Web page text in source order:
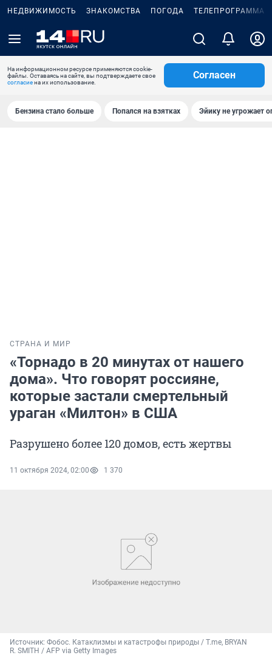
НЕДВИЖИМОСТЬ ЗНАКОМСТВА ПОГОДА ТЕЛЕПРОГРАММА
На информационном ресурсе применяются cookie-
файлы. Оставаясь на сайте, вы подтверждаете свое
согласиена их использование.
Согласен
Бензина стало больше Попался на взятках Эйику не угрожает
СТРАНА И МИР
«Торнадо в 20 минутах от нашего
дома». Что говорят россияне,
которые застали смертельный
ураган «Милтон» в США
Разрушено более 120 домов, есть жертвы
11 октября 2024, 02:00 1 370
Источник: Фобос. Катаклизмы и катастрофы природы / T.me, BRYAN
R. SMITH / AFP via Getty Images